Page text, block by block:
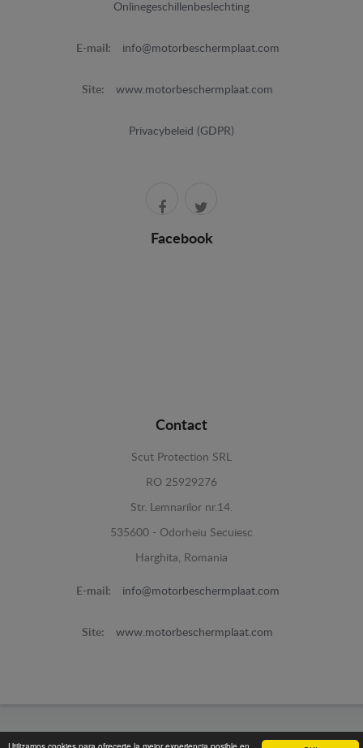
Onlinegeschillenbeslechting
E-mail: info@motorbeschermplaat.com
Site: www.motorbeschermplaat.com
Privacybeleid (GDPR)
Facebook
Contact
Scut Protection SRL
RO 25929276
Str. Lemnarilor nr.14.
535600 - Odorheiu Secuiesc
Harghita, Romania
E-mail: info@motorbeschermplaat.com
Site: www.motorbeschermplaat.com